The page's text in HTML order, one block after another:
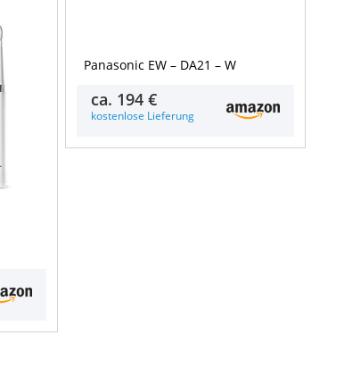
Panasonic EW – DA21 – W
ca. 194 €
kostenlose Lieferung